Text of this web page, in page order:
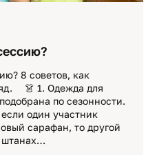
8 советов, как
⠀ 👗 1. Одежда для
по сезонности.
один участник
сарафан, то другой
штанах…